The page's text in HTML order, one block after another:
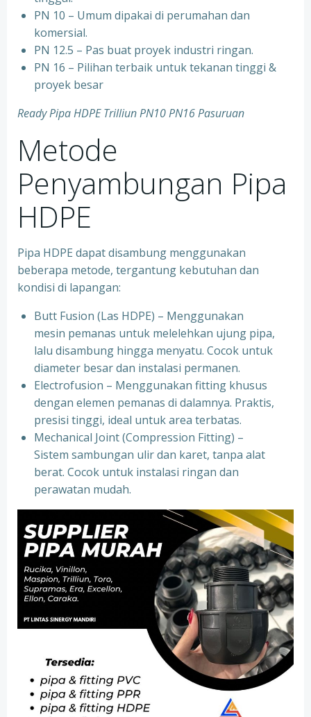
PN 10 – Umum dipakai di perumahan dan
komersial.
PN 12.5 – Pas buat proyek industri ringan.
PN 16 – Pilihan terbaik untuk tekanan tinggi &
proyek besar
Ready Pipa HDPE Trilliun PN10 PN16 Pasuruan
Metode
Penyambungan Pipa
HDPE
Pipa HDPE dapat disambung menggunakan
beberapa metode, tergantung kebutuhan dan
kondisi di lapangan:
Butt Fusion (Las HDPE) – Menggunakan
mesin pemanas untuk melelehkan ujung pipa,
lalu disambung hingga menyatu. Cocok untuk
diameter besar dan instalasi permanen.
Electrofusion – Menggunakan fitting khusus
dengan elemen pemanas di dalamnya. Praktis,
presisi tinggi, ideal untuk area terbatas.
Mechanical Joint (Compression Fitting) –
Sistem sambungan ulir dan karet, tanpa alat
berat. Cocok untuk instalasi ringan dan
perawatan mudah.